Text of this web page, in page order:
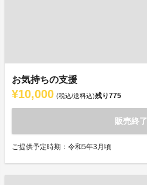
お気持ちの支援
¥10,000 (税込/送料込)残り775
販売終了
ご提供予定時期：令和5年3月頃